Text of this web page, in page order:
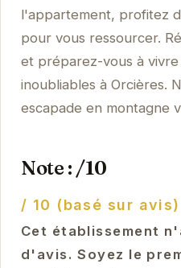
l'appartement, profitez
pour vous ressourcer.
et préparez-vous à vivre
inoubliables à Orcières.
escapade en montagne
Note : /10
/ 10 (basé sur avis)
Cet établissement
d'avis. Soyez le